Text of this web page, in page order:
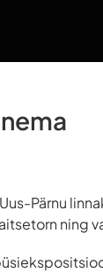
Pärnu
ning